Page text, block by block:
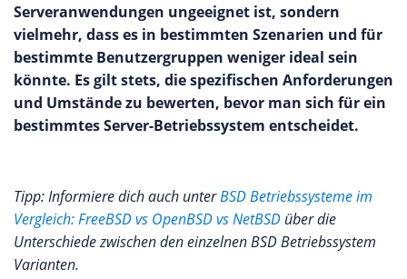
Serveranwendungen ungeeignet ist, sondern
vielmehr, dass es in bestimmten Szenarien und für
bestimmte Benutzergruppen weniger ideal sein
könnte. Es gilt stets, die spezifischen Anforderungen
und Umstände zu bewerten, bevor man sich für ein
bestimmtes Server-Betriebssystem entscheidet.
Tipp: Informiere dich auch unterBSD Betriebssysteme im
Vergleich: FreeBSD vs OpenBSD vs NetBSD über die
Unterschiede zwischen den einzelnen BSD Betriebssystem
Varianten.